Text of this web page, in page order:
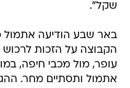
שקל".
באר שבע הודיעה אתמול
הקבוצה על הזכות
עופר, מול מכבי חיפה,
אתמול ותסתיים מחר.